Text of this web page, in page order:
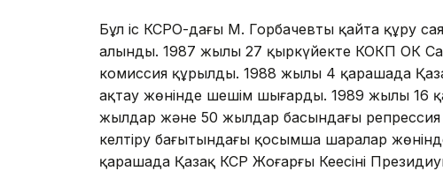
Бұл іс КСРО-дағы М. Горбачевтың қайта құру
алынды. 1987 жылы 27 қыркүйекте КОКП ОК
комиссия құрылды. 1988 жылы 4 қарашада
ақтау жөнінде шешім шығарды. 1989 жылы 16
жылдар және 50 жылдар басындағы репрессия
келтіру бағытындағы қосымша шаралар
қарашада Қазақ КСР Жоғарғы Кеңесінің